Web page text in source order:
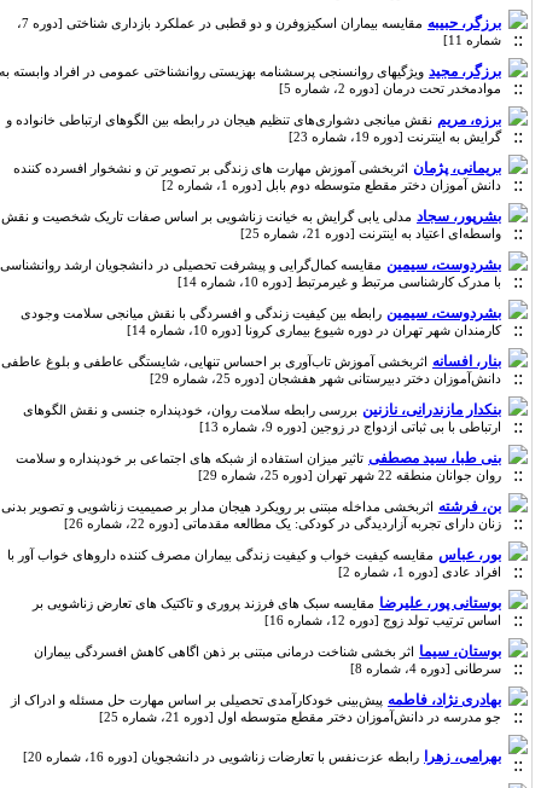
برزگر، حبیبه
مقایسه بیماران اسکیزوفرن و دو قطبی در عملکرد بازداری شناختی [دوره 7،
شماره 11]
برزگر، مجید ویژگیهای روانسنجی پرسشنامه بهزیستی روانشناختی عمومی در افراد وابسته به
موادمخدر تحت درمان [دوره 2، شماره 5]
برزه، مریم نقش میانجی دشواری‌های تنظیم هیجان در رابطه بین الگوهای ارتباطی خانواده و
گرایش به اینترنت [دوره 19، شماره 23]
بریمانی، پژمان اثربخشی آموزش مهارت های زندگی بر تصویر تن و نشخوار افسرده کننده
دانش آموزان دختر مقطع متوسطه دوم بابل [دوره 1، شماره 2]
بشرپور، سجاد مدلی یابی گرایش به خیانت زناشویی بر اساس صفات تاریک شخصیت و نقش
واسطه‌ای اعتیاد به اینترنت [دوره 21، شماره 25]
بشردوست، سیمین مقایسه کمال‌گرایی و پیشرفت تحصیلی در دانشجویان ارشد روانشناسی
با مدرک کارشناسی مرتبط و غیرمرتبط [دوره 10، شماره 14]
بشردوست، سیمین رابطه بین کیفیت زندگی و افسردگی با نقش میانجی سلامت وجودی
کارمندان شهر تهران در دوره شیوع بیماری کرونا [دوره 10، شماره 14]
بنار، افسانه اثربخشی آموزش تاب‌آوری بر احساس تنهایی، شایستگی عاطفی و بلوغ عاطفی
دانش‌آموزان دختر دبیرستانی شهر هفشجان [دوره 25، شماره 29]
بنکدار مازندرانی، نازنین بررسی رابطه سلامت روان، خودپنداره جنسی و نقش الگوهای
ارتباطی با بی ثباتی ازدواج در زوجین [دوره 9، شماره 13]
بنی طبا، سید مصطفی تاثیر میزان استفاده از شبکه های اجتماعی بر خودپنداره و سلامت
روان جوانان منطقه 22 شهر تهران [دوره 25، شماره 29]
بن، فرشته اثربخشی مداخله مبتنی بر رویکرد هیجان مدار بر صمیمیت زناشویی و تصویر بدنی
زنان دارای تجربه آزاردیدگی در کودکی: یک مطالعه مقدماتی [دوره 22، شماره 26]
بور، عباس مقایسه کیفیت خواب و کیفیت زندگی بیماران مصرف کننده داروهای خواب آور با
افراد عادی [دوره 1، شماره 2]
بوستانی پور، علیرضا مقایسه سبک های فرزند پروری و تاکتیک های تعارض زناشویی بر
اساس ترتیب تولد زوج [دوره 12، شماره 16]
بوستان، سیما اثر بخشی شناخت درمانی مبتنی بر ذهن اگاهی کاهش افسردگی بیماران
سرطانی [دوره 4، شماره 8]
بهادری نژاد، فاطمه پیش‌بینی خودکارآمدی تحصیلی بر اساس مهارت حل مسئله و ادراک از
جو مدرسه در دانش‌آموزان دختر مقطع متوسطه اول [دوره 21، شماره 25]
بهرامی، زهرا رابطه عزت‌نفس با تعارضات زناشویی در دانشجویان [دوره 16، شماره 20]